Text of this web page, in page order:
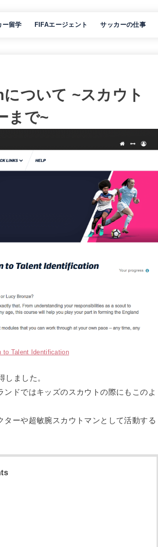
ー留学 FIFAエージェント サッカーの仕事
ついて ~スカウト
まで~
to Talent Identification
ました。
ドではキッズのスカウトの際にもこのよ
ーや超敏腕スカウトマンとして活動する